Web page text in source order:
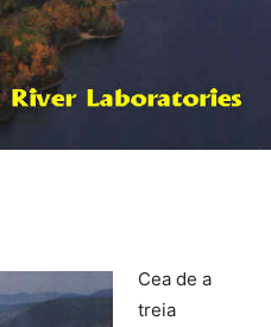
Cea de a
treia